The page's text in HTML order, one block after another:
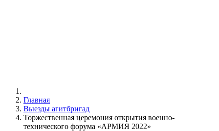
Главная
Выезды агитбригад
Торжественная церемония открытия военно-
технического форума «АРМИЯ 2022»